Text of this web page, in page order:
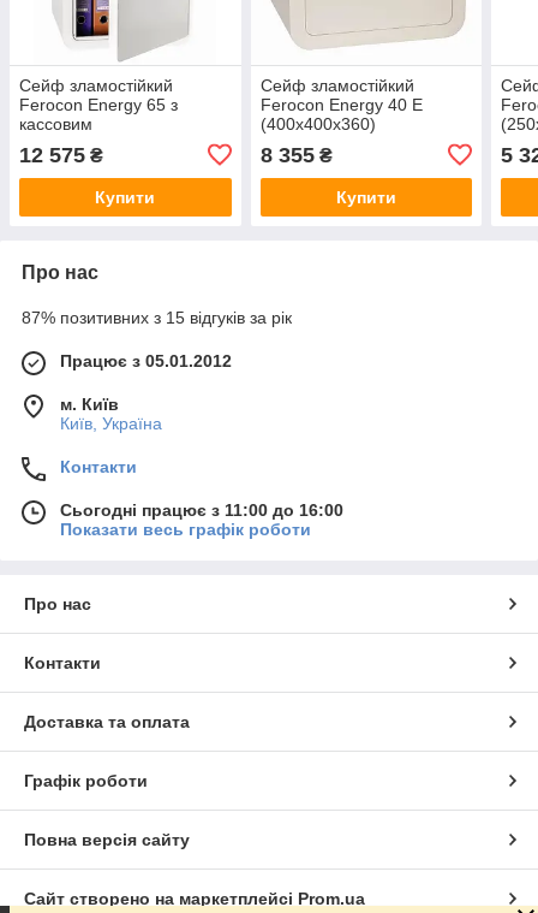
Сейф зламостійкий
Ferocon Energy 65 з
кассовим
Оригінальний дізайн.
Ключовий замок
12 575 ₴
Купити
Сейф зламостійкий
Ferocon Energy 40 E
(400х400х360)
8 355₴
Купити
5
Про нас
87% позитивних з 15 відгуків за рік
Працює з 05.01.2012
м. Київ
Київ, Україна
Контакти
Сьогодні працює з 11:00 до 16:00
Показати весь графік роботи
Про нас
Контакти
Доставка та оплата
Графік роботи
Повна версія сайту
Сайт створено на маркетплейсі Prom.ua